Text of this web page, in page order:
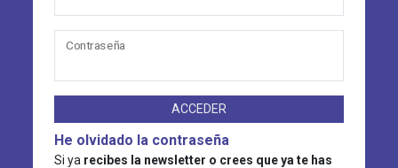
Contraseña
ACCEDER
He olvidado la contraseña
Si ya recibes la newsletter o crees que ya te has